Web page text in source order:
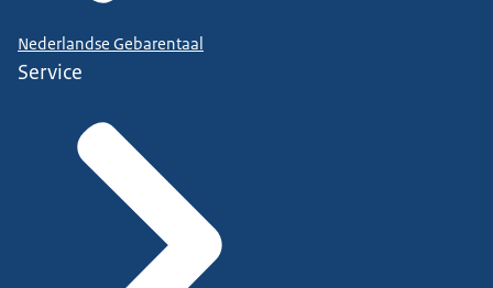
Nederlandse Gebarentaal
Service